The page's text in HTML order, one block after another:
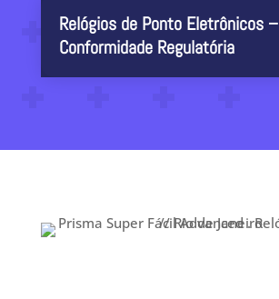
Relógios de Ponto Eletrônicos –
Conformidade Regulatória